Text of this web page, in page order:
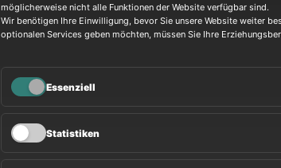
READY
We will
möglicherweise nicht alle Funktionen der Website verfügbar sind.
Wir benötigen Ihre Einwilligung, bevor Sie unsere Website weiter
optionalen Services geben möchten, müssen Sie Ihre
Essenziell
Statistiken